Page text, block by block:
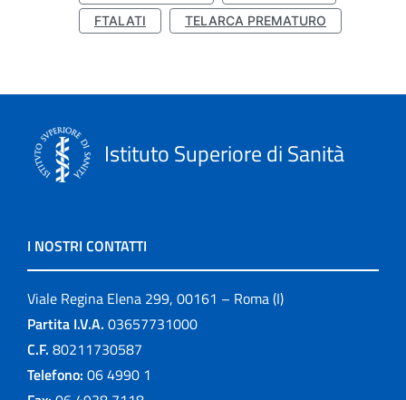
FTALATI
TELARCA PREMATURO
Istituto Superiore di Sanità
I NOSTRI CONTATTI
Viale Regina Elena 299, 00161 – Roma (I)
Partita I.V.A. 03657731000
C.F. 80211730587
Telefono: 06 4990 1